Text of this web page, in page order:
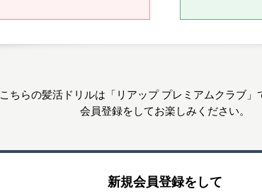
こちらの髪活ドリルは 「リアップ プレミアムクラブ」
会員登録をしてお楽しみください。
新規会員登録をして